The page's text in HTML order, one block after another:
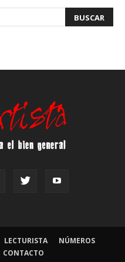
LECTURISTA
NÚMEROS
CONTACTO